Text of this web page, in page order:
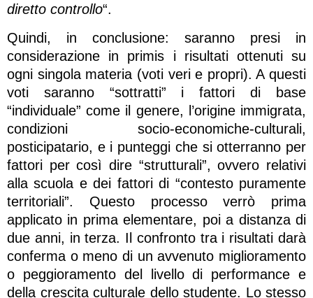
diretto controllo“.
Quindi, in conclusione: saranno presi in
considerazione in primis i risultati ottenuti su
ogni singola materia (voti veri e propri). A questi
voti saranno “sottratti” i fattori di base
“individuale” come il genere, l’origine immigrata,
condizioni socio-economiche-culturali,
posticipatario, e i punteggi che si otterranno per
fattori per così dire “strutturali”, ovvero relativi
alla scuola e dei fattori di “contesto puramente
territoriali”. Questo processo verrò prima
applicato in prima elementare, poi a distanza di
due anni, in terza. Il confronto tra i risultati darà
conferma o meno di un avvenuto miglioramento
o peggioramento del livello di performance e
della crescita culturale dello studente. Lo stesso